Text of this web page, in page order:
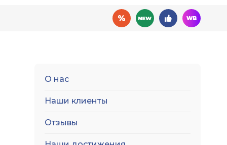
инвентарь
Подбор СИЗ по нормам
О нас
Наши клиенты
Отзывы